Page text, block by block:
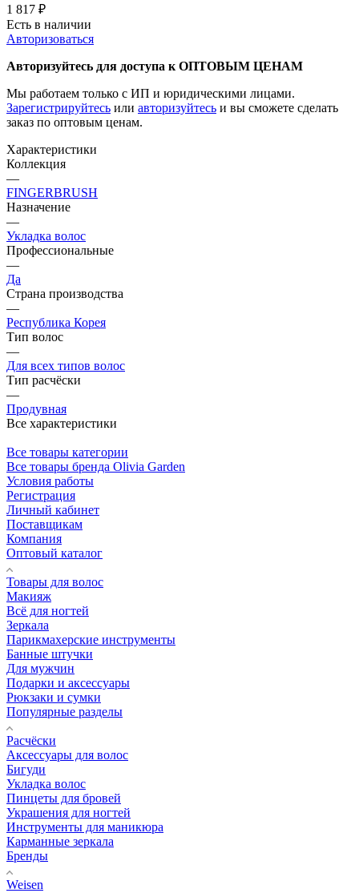
1 817 ₽
Есть в наличии
Авторизоваться
Авторизуйтесь для доступа к ОПТОВЫМ ЦЕНАМ
Мы работаем только с ИП и юридическими лицами.
Зарегистрируйтесь или авторизуйтесь и вы сможете сделать
заказ по оптовым ценам.
Характеристики
Коллекция
—
FINGERBRUSH
Назначение
—
Укладка волос
Профессиональные
—
Да
Страна производства
—
Республика Корея
Тип волос
—
Для всех типов волос
Тип расчёски
—
Продувная
Все характеристики
Все товары категории
Все товары бренда Olivia Garden
Условия работы
Регистрация
Личный кабинет
Поставщикам
Компания
Оптовый каталог
Товары для волос
Макияж
Всё для ногтей
Зеркала
Парикмахерские инструменты
Банные штучки
Для мужчин
Подарки и аксессуары
Рюкзаки и сумки
Популярные разделы
Расчёски
Аксессуары для волос
Бигуди
Укладка волос
Пинцеты для бровей
Украшения для ногтей
Инструменты для маникюра
Карманные зеркала
Бренды
Weisen